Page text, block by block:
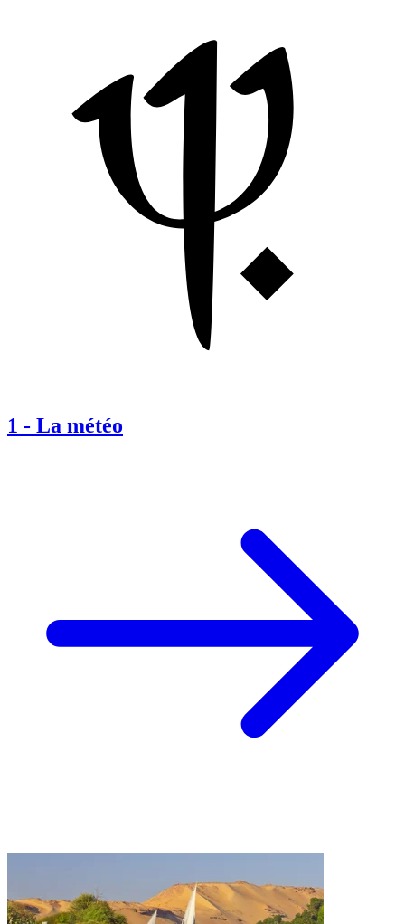
1 - La météo